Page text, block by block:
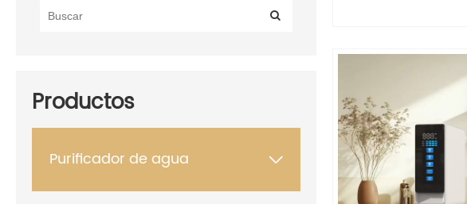
Productos
Purificador de agua 